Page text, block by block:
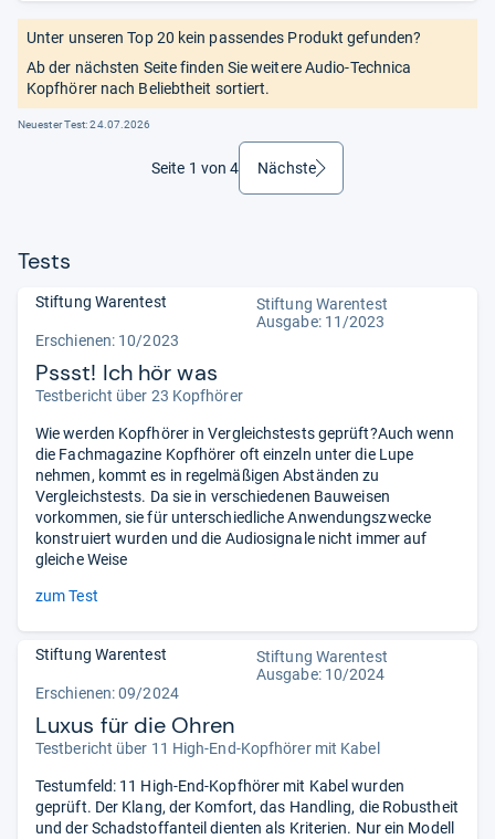
Unter unseren Top 20 kein passendes Produkt gefunden?
Ab der nächsten Seite finden Sie weitere Audio-Technica
Kopfhörer nach Beliebtheit sortiert.
Neuester Test:24.07.2026
Seite 1 von 4 Nächsteweiter
Tests
Stiftung Warentest
Stiftung Warentest
Ausgabe: 11/2023
Erschienen: 10/2023
Pssst! Ich hör was
Testbericht über 23 Kopfhörer
Wie werden Kopfhörer in Vergleichstests geprüft?Auch wenn
die Fachmagazine Kopfhörer oft einzeln unter die Lupe
nehmen, kommt es in regelmäßigen Abständen zu
Vergleichstests. Da sie in verschiedenen Bauweisen
vorkommen, sie für unterschiedliche Anwendungszwecke
konstruiert wurden und die Audiosignale nicht immer auf
gleiche Weise
zum Test
Stiftung Warentest
Stiftung Warentest
Ausgabe: 10/2024
Erschienen: 09/2024
Luxus für die Ohren
Testbericht über 11 High-End-Kopfhörer mit Kabel
Testumfeld: 11 High-End-Kopfhörer mit Kabel wurden
geprüft. Der Klang, der Komfort, das Handling, die Robustheit
und der Schadstoffanteil dienten als Kriterien. Nur ein Modell